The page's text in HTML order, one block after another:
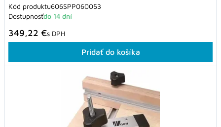
Kód produktu606SPP060053
Dostupnosťdo 14 dní
349,22 €s DPH
Pridať do košíka